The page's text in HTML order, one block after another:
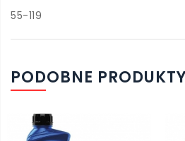
55-119
PODOBNE